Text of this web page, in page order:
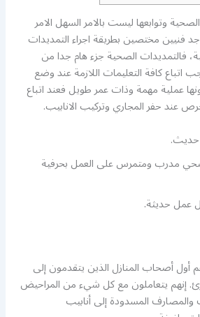
وتوابعها ليست بالامر السهل الامر
فنيين مختصين بطريقة اجراء التمديدات
فالتمديدات الصحية جزء هام جدا من
كافة التعليمات اللازمة عند وضع
عملية مهمة وذات عمر طويل فعند اتباع
عند حفر المجاري وتركيب الانابيب.
مدرب ومتمرس على العمل بحرفية
عمل حديثة.
أول أصحاب المنازل الذين يتقدمون إلى
إنهم يتعاملون مع كل شيء من المراحيض
المسدودة إلى أنابيب